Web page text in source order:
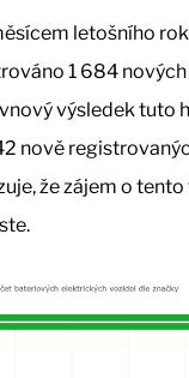
letošního
1 684
výsledek tuto
nově
že zájem o tento